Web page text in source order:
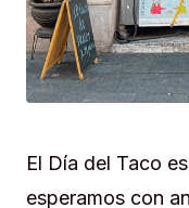
El Día del Taco
esperamos con